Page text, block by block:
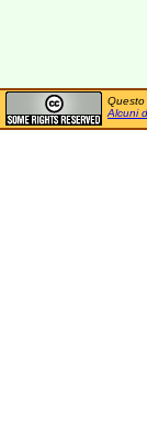
Alcuni